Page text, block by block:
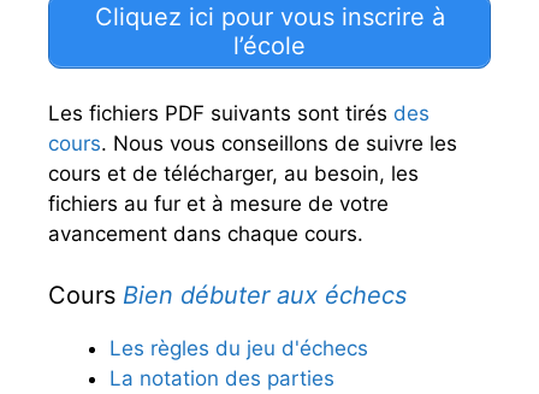
Cliquez ici pour vous inscrire à
l’école
Les fichiers PDF suivants sont tirés des
cours. Nous vous conseillons de suivre les
cours et de télécharger, au besoin, les
fichiers au fur et à mesure de votre
avancement dans chaque cours.
Cours Bien débuter aux échecs
Les règles du jeu d'échecs
La notation des parties